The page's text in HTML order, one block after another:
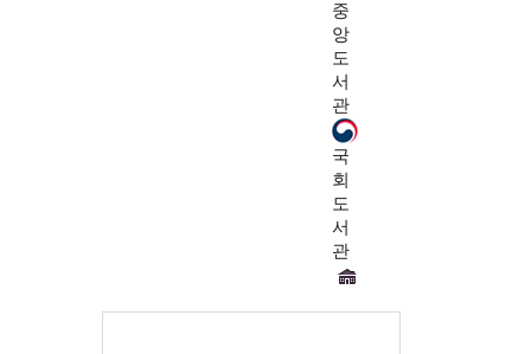
중
앙
도
서
관
국
회
도
서
관